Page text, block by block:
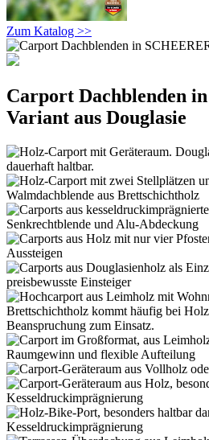
Zum Katalog >>
Carport Dachblenden
Variant aus Douglasie